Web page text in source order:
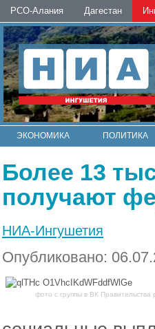
РСО-Алания Дагестан
ЭКОНОМИКА ПОЛИТИКА
Более 13
получают
НИА-Ингушетия
Опубликовано:
фото с группы в ВК Правительства